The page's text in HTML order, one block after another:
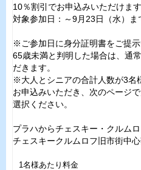
10％割引でお申込みいただけま
対象参加日：～9月23日（水）ま
※ご参加日に身分証明書をご提
65歳未満と判明した場合は、通
だきます。
※大人とシニアの合計人数が3名
お申込みいただき、次のページ
選択ください。
プラハからチェスキー・クルム
チェスキークルムロフ旧市街中
1名様あたり料金